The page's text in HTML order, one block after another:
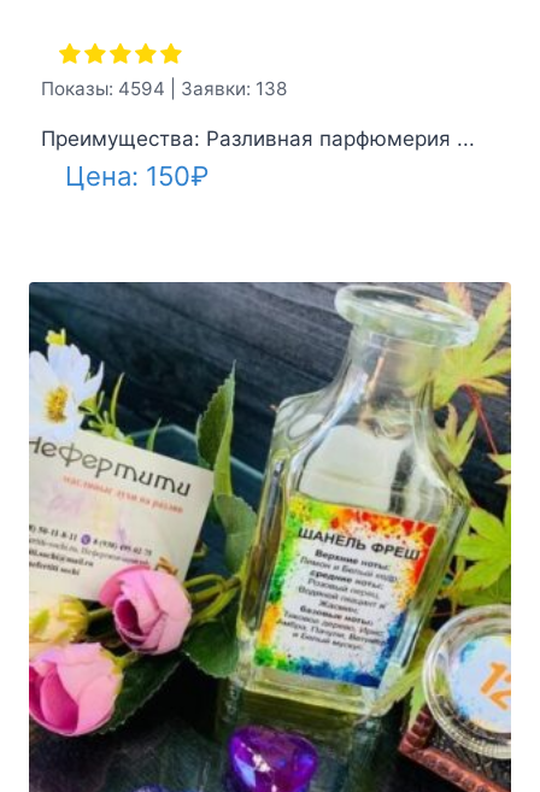
Показы: 4594 | Заявки: 138
Преимущества: Разливная парфюмерия ...
Цена: 150₽